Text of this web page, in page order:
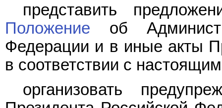
представить
Положение об
Федерации и в иные акты
в соответствии с
организовать